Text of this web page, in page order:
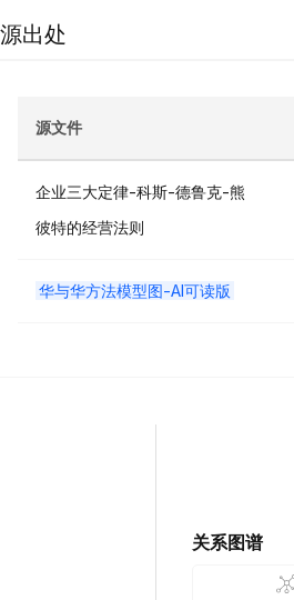
源出处
源文件
企业三大定律-科斯-德鲁克-熊
彼特的经营法则
华与华方法模型图-AI可读版
关系图谱